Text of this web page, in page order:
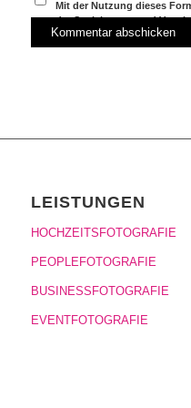
Mit der Nutzung dieses
der Speicherung und
diese Website
LEISTUNGEN
HOCHZEITSFOTOGRAFIE
PEOPLEFOTOGRAFIE
BUSINESSFOTOGRAFIE
EVENTFOTOGRAFIE